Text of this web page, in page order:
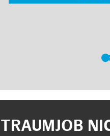
TRAUMJOB